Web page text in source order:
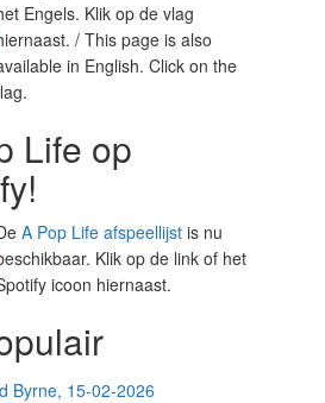
Engels. Klik op de vlag
/ This page is also
in English. Click on the
Life op
A Pop Life afspeellijst is nu
Klik op de link of het
icoon hiernaast.
Byrne, 15-02-2026